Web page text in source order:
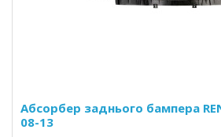
Абсорбер заднього бампера
08-13